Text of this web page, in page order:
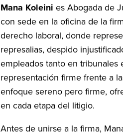
Mana Koleini es Abogada de
con sede en la oficina de la
derecho laboral, donde
represalias, despido
empleados tanto en tribunales
representación firme frente a
enfoque sereno pero firme,
en cada etapa del litigio.
Antes de unirse a la firma,